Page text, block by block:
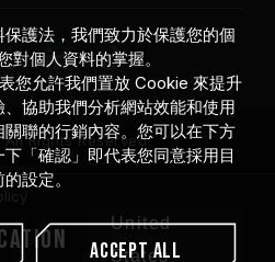
Rights Reserved.
United
States
護法，我們致力於保護您的個
對個人資料的掌握。
您允許我們置放 Cookie 來提升
協助我們分析網站效能和使用
聯的行銷內容。您可以在下方
「確認」即代表您同意採用目
設定。
Accept All